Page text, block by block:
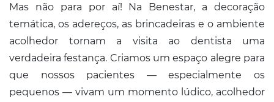
Mas não para por aí! Na Benestar, a decoração
temática, os adereços, as brincadeiras e o ambiente
acolhedor tornam a visita ao dentista uma
verdadeira festança. Criamos um espaço alegre para
que nossos pacientes — especialmente os
pequenos — vivam um momento lúdico, acolhedor